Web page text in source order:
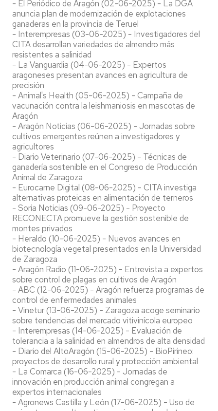
- El Periódico de Aragón (02-06-2025) - La DGA
anuncia plan de modernización de explotaciones
ganaderas en la provincia de Teruel
- Interempresas (03-06-2025) - Investigadores del
CITA desarrollan variedades de almendro más
resistentes a salinidad
- La Vanguardia (04-06-2025) - Expertos
aragoneses presentan avances en agricultura de
precisión
- Animal's Health (05-06-2025) - Campaña de
vacunación contra la leishmaniosis en mascotas de
Aragón
- Aragón Noticias (06-06-2025) - Jornadas sobre
cultivos emergentes reúnen a investigadores y
agricultores
- Diario Veterinario (07-06-2025) - Técnicas de
ganadería sostenible en el Congreso de Producción
Animal de Zaragoza
- Eurocarne Digital (08-06-2025) - CITA investiga
alternativas proteicas en alimentación de terneros
- Soria Noticias (09-06-2025) - Proyecto
RECONECTA promueve la gestión sostenible de
montes privados
- Heraldo (10-06-2025) - Nuevos avances en
biotecnología vegetal presentados en la Universidad
de Zaragoza
- Aragón Radio (11-06-2025) - Entrevista a expertos
sobre control de plagas en cultivos de Aragón
- ABC (12-06-2025) - Aragón refuerza programas de
control de enfermedades animales
- Vinetur (13-06-2025) - Zaragoza acoge seminario
sobre tendencias del mercado vitivinícola europeo
- Interempresas (14-06-2025) - Evaluación de
tolerancia a la salinidad en almendros de alta densidad
- Diario del AltoAragón (15-06-2025) - BioPirineo:
proyectos de desarrollo rural y protección ambiental
- La Comarca (16-06-2025) - Jornadas de
innovación en producción animal congregan a
expertos internacionales
- Agronews Castilla y León (17-06-2025) - Uso de